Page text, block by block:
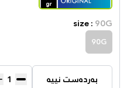
size :90G
90G
بەردەست نییە